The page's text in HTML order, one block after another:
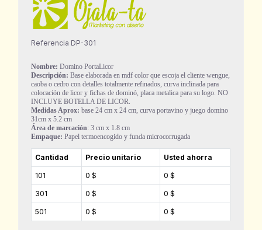
Referencia DP-301
Nombre: Domino PortaLicor
Descripción: Base elaborada en mdf color que escoja el cliente wengue,
caoba o cedro con detalles totalmente refinados, curva inclinada para
colocación de licor y fichas de dominó, placa metalica para su logo. NO
INCLUYE BOTELLA DE LICOR.
Medidas Aprox: base 24 cm x 24 cm, curva portavino y juego domino
31cm x 5.2 cm
Área de marcación: 3 cm x 1.8 cm
Empaque: Papel termoencogido y funda microcorrugada
Cantidad Precio unitario Usted ahorra
101 0 $ 0 $
301 0 $ 0 $
501 0 $ 0 $